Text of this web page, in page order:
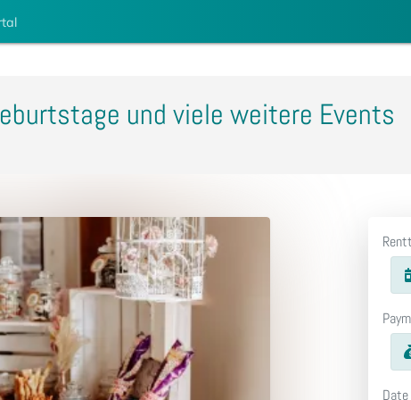
und viele weitere Events
Date